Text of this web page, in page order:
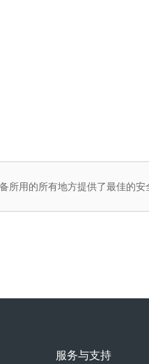
用的所有地方提供了最佳的安
服务与支持